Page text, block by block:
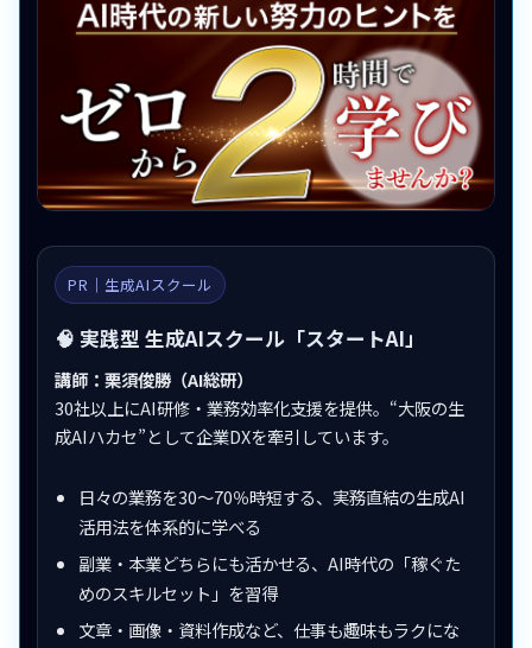
PR｜生成AIスクール
🧠 実践型 生成AIスクール「スタートAI」
講師：栗須俊勝（AI総研）
30社以上にAI研修・業務効率化支援を提供。“大阪の生
成AIハカセ”として企業DXを牽引しています。
日々の業務を30〜70％時短する、実務直結の生成AI
活用法を体系的に学べる
副業・本業どちらにも活かせる、AI時代の「稼ぐた
めのスキルセット」を習得
文章・画像・資料作成など、仕事も趣味もラクにな